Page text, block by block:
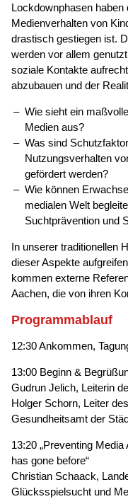
Lockdownphasen
Medienverhalten von
drastisch gestiegen ist.
werden vor allem
soziale Kontakte
abzubauen und der
Wie sieht ein
Medien aus?
Was sind
Nutzungsverhalten
gefördert werden?
Wie können
medialen Welt
Suchtprävention und
In unserer traditionellen
dieser Aspekte
kommen externe
Aachen, die von ihren
Programmablauf
12:30 Ankommen,
13:00 Beginn &
Gudrun Jelich, Leiterin
Holger Schorn, Leiter
Gesundheitsamt der
13:20 „Preventing
has gone before“
Christian Schaack,
Glücksspielsucht und